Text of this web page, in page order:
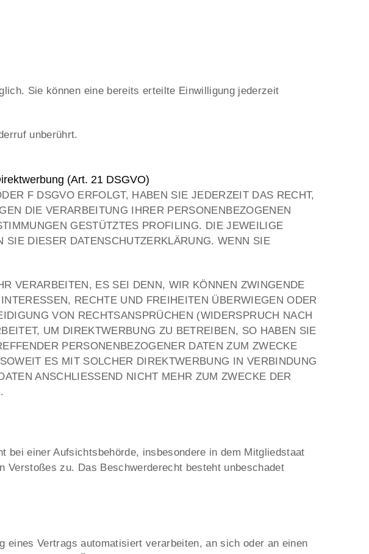
Sie können eine bereits erteilte Einwilligung jederzeit
unberührt.
(Art. 21 DSGVO)
F DSGVO ERFOLGT, HABEN SIE JEDERZEIT DAS RECHT,
DIE VERARBEITUNG IHRER PERSONENBEZOGENEN
GESTÜTZTES PROFILING. DIE JEWEILIGE
DIESER DATENSCHUTZERKLÄRUNG. WENN SIE
VERARBEITEN, ES SEI DENN, WIR KÖNNEN ZWINGENDE
RECHTE UND FREIHEITEN ÜBERWIEGEN ODER
VON RECHTSANSPRÜCHEN (WIDERSPRUCH NACH
UM DIREKTWERBUNG ZU BETREIBEN, SO HABEN SIE
PERSONENBEZOGENER DATEN ZUM ZWECKE
ES MIT SOLCHER DIREKTWERBUNG IN VERBINDUNG
ANSCHLIESSEND NICHT MEHR ZUM ZWECKE DER
bei einer Aufsichtsbehörde, insbesondere in dem Mitgliedstaat
zu. Das Beschwerderecht besteht unbeschadet
eines Vertrags automatisiert verarbeiten, an sich oder an einen